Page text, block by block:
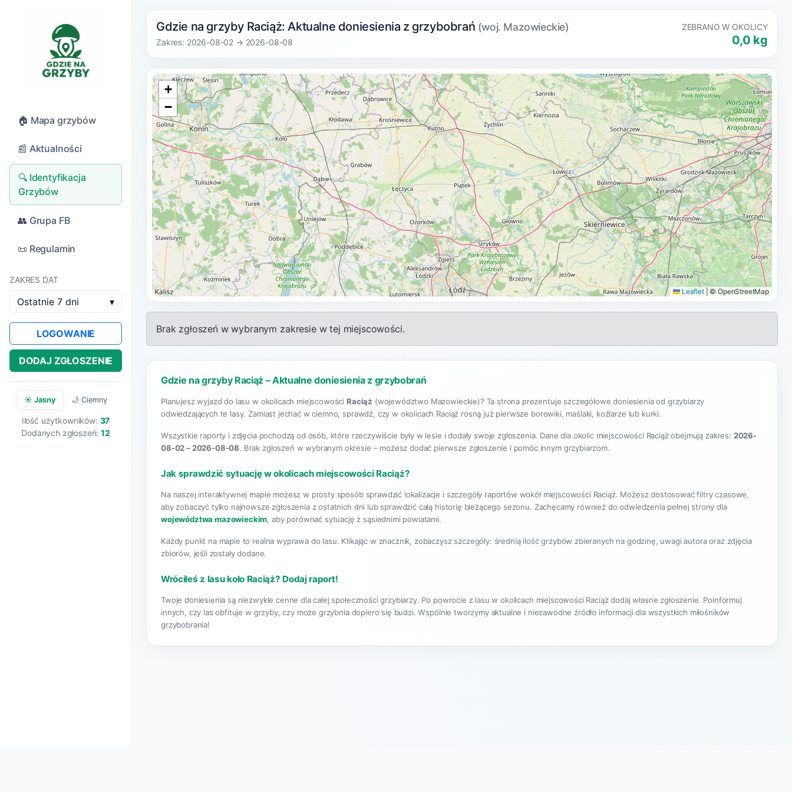
🏠 Mapa grzybów
📰 Aktualności
🔍 Identyfikacja
Grzybów
👥 Grupa FB
📜 Regulamin
ZAKRES DAT
Ostatnie 7 dni ▾
LOGOWANIE
DODAJ ZGŁOSZENIE
☀️ Jasny 🌙 Ciemny
Ilość użytkowników: 37
Dodanych zgłoszeń:12
Gdzie na grzyby Raciąż: Aktualne doniesienia z grzybobrań (woj. Mazowieckie)
Zakres: 2026-08-02 → 2026-08-08
ZEBRANO W OKOLICY
0,0 kg
+
−
Leaflet © OpenStreetMap
Brak zgłoszeń w wybranym zakresie w tej miejscowości.
Gdzie na grzyby Raciąż – Aktualne doniesienia z grzybobrań
Planujesz wyjazd do lasu w okolicach miejscowości Raciąż (województwo Mazowieckie)? Ta strona prezentuje szczegółowe doniesienia od grzybiarzy
odwiedzających te lasy. Zamiast jechać w ciemno, sprawdź, czy w okolicach Raciąż rosną już pierwsze borowiki, maślaki, koźlarze lub kurki.
Wszystkie raporty i zdjęcia pochodzą od osób, które rzeczywiście były w lesie i dodały swoje zgłoszenia. Dane dla okolic miejscowości Raciąż obejmują zakres: 2026-
08-02 – 2026-08-08. Brak zgłoszeń w wybranym okresie – możesz dodać pierwsze zgłoszenie i pomóc innym grzybiarzom.
Jak sprawdzić sytuację w okolicach miejscowości Raciąż?
Na naszej interaktywnej mapie możesz w prosty sposób sprawdzić lokalizacje i szczegóły raportów wokół miejscowości Raciąż. Możesz dostosować filtry czasowe,
aby zobaczyć tylko najnowsze zgłoszenia z ostatnich dni lub sprawdzić całą historię bieżącego sezonu. Zachęcamy również do odwiedzenia pełnej strony dla
województwa mazowieckim, aby porównać sytuację z sąsiednimi powiatami.
Każdy punkt na mapie to realna wyprawa do lasu. Klikając w znacznik, zobaczysz szczegóły: średnią ilość grzybów zbieranych na godzinę, uwagi autora oraz zdjęcia
zbiorów, jeśli zostały dodane.
Wróciłeś z lasu koło Raciąż? Dodaj raport!
Twoje doniesienia są niezwykle cenne dla całej społeczności grzybiarzy. Po powrocie z lasu w okolicach miejscowości Raciąż dodaj własne zgłoszenie. Poinformuj
innych, czy las obfituje w grzyby, czy może grzybnia dopiero się budzi. Wspólnie tworzymy aktualne i niezawodne źródło informacji dla wszystkich miłośników
grzybobrania!